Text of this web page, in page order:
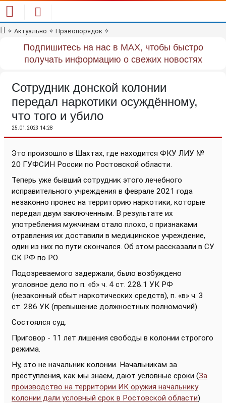
✧ Актуально ✧ Правопорядок ✧
Подпишитесь на нас в MAX, чтобы быстро
получать информацию о свежих новостях
Сотрудник донской колонии
передал наркотики осуждённому,
что того и убило
25.01.2023 14:28
Это произошло в Шахтах, где находится ФКУ ЛИУ №
20 ГУФСИН России по Ростовской области.
Теперь уже бывший сотрудник этого лечебного
исправительного учреждения в феврале 2021 года
незаконно пронес на территорию наркотики, которые
передал двум заключенным. В результате их
употребления мужчинам стало плохо, с признаками
отравления их доставили в медицинское учреждение,
один из них по пути скончался. Об этом рассказали в СУ
СК РФ по РО.
Подозреваемого задержали, было возбуждено
уголовное дело по п. «б» ч. 4 ст. 228.1 УК РФ
(незаконный сбыт наркотических средств), п. «в» ч. 3
ст. 286 УК (превышение должностных полномочий).
Состоялся суд.
Приговор - 11 лет лишения свободы в колонии строгого
режима.
Ну, это не начальник колонии. Начальникам за
преступления, как мы знаем, дают условные сроки (За
производство на территории ИК оружия начальнику
колонии дали условный срок в Ростовской области)